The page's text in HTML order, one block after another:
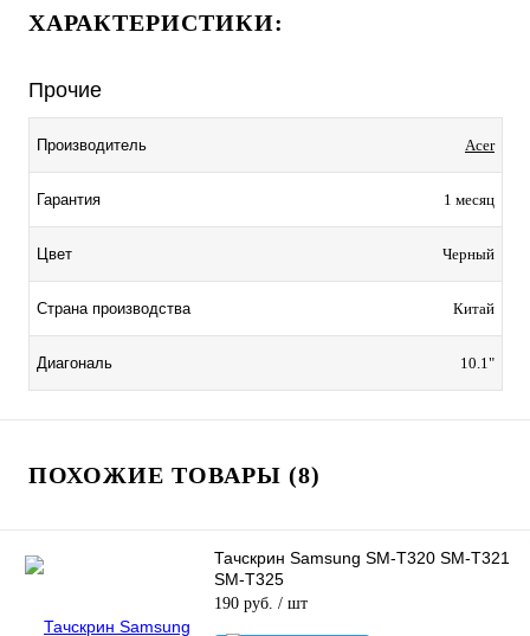
ХАРАКТЕРИСТИКИ:
Прочие
Производитель Acer
Гарантия 1 месяц
Цвет Черный
Страна производства Китай
Диагональ 10.1"
ПОХОЖИЕ ТОВАРЫ (8)
Тачскрин Samsung SM-T320 SM-T321
SM-T325
190 руб. / шт